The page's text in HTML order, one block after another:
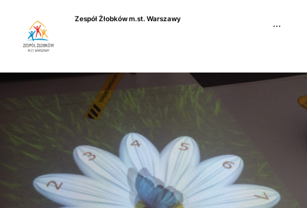
Zespół Żłobków m.st. Warszawy
···